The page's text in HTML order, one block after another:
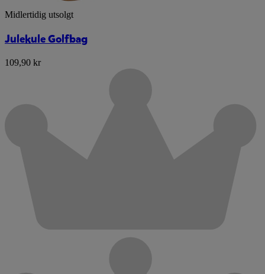
Midlertidig utsolgt
Julekule Golfbag
109,90 kr